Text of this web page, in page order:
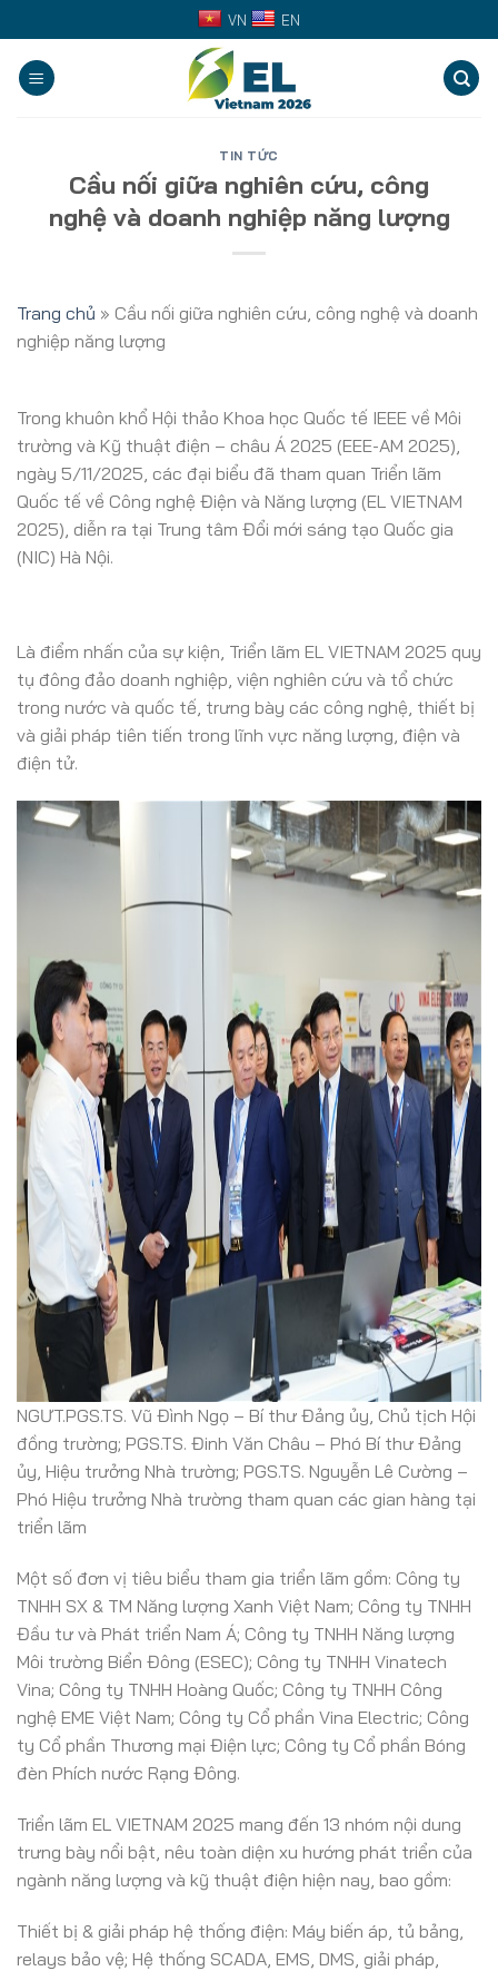
to
content
VN EN
TIN TỨC
Cầu nối giữa nghiên cứu, công
nghệ và doanh nghiệp năng lượng
Trang chủ » Cầu nối giữa nghiên cứu, công nghệ và doanh
nghiệp năng lượng
Trong khuôn khổ Hội thảo Khoa học Quốc tế IEEE về Môi
trường và Kỹ thuật điện – châu Á 2025 (EEE-AM 2025),
ngày 5/11/2025, các đại biểu đã tham quan Triển lãm
Quốc tế về Công nghệ Điện và Năng lượng (EL VIETNAM
2025), diễn ra tại Trung tâm Đổi mới sáng tạo Quốc gia
(NIC) Hà Nội.
Là điểm nhấn của sự kiện, Triển lãm EL VIETNAM 2025 quy
tụ đông đảo doanh nghiệp, viện nghiên cứu và tổ chức
trong nước và quốc tế, trưng bày các công nghệ, thiết bị
và giải pháp tiên tiến trong lĩnh vực năng lượng, điện và
điện tử.
NGƯT.PGS.TS. Vũ Đình Ngọ – Bí thư Đảng ủy, Chủ tịch Hội
đồng trường; PGS.TS. Đinh Văn Châu – Phó Bí thư Đảng
ủy, Hiệu trưởng Nhà trường; PGS.TS. Nguyễn Lê Cường –
Phó Hiệu trưởng Nhà trường tham quan các gian hàng tại
triển lãm
Một số đơn vị tiêu biểu tham gia triển lãm gồm: Công ty
TNHH SX & TM Năng lượng Xanh Việt Nam; Công ty TNHH
Đầu tư và Phát triển Nam Á; Công ty TNHH Năng lượng
Môi trường Biển Đông (ESEC); Công ty TNHH Vinatech
Vina; Công ty TNHH Hoàng Quốc; Công ty TNHH Công
nghệ EME Việt Nam; Công ty Cổ phần Vina Electric; Công
ty Cổ phần Thương mại Điện lực; Công ty Cổ phần Bóng
đèn Phích nước Rạng Đông.
Triển lãm EL VIETNAM 2025 mang đến 13 nhóm nội dung
trưng bày nổi bật, nêu toàn diện xu hướng phát triển của
ngành năng lượng và kỹ thuật điện hiện nay, bao gồm:
Thiết bị & giải pháp hệ thống điện: Máy biến áp, tủ bảng,
relays bảo vệ; Hệ thống SCADA, EMS, DMS, giải pháp,